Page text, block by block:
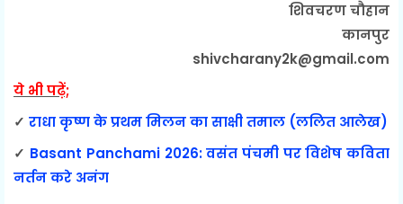
शिवचरण चौहान
कानपुर
shivcharany2k@gmail.com
ये भी पढ़ें;
✓ राधा कृष्ण के प्रथम मिलन का साक्षी तमाल (ललित आलेख)
✓ Basant Panchami 2026: वसंत पंचमी पर विशेष कविता
नर्तन करे अनंग